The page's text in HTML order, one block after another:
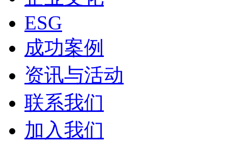
ESG
成功案例
资讯与活动
联系我们
加入我们